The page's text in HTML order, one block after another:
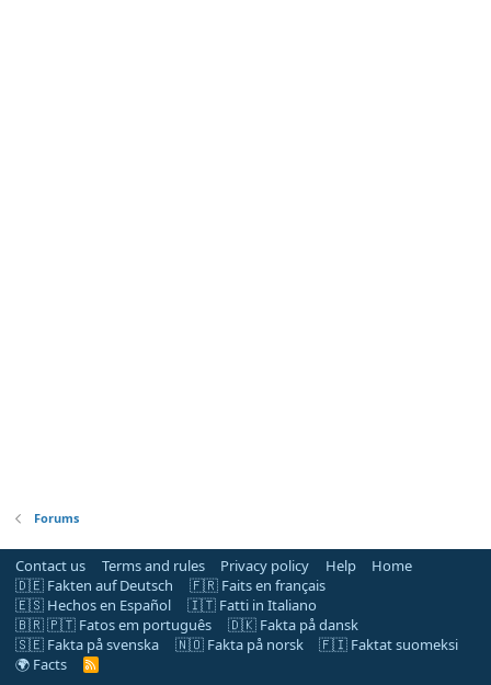
Forums
Contact us Terms and rules Privacy policy Help
Home
🇩🇪 Fakten auf Deutsch
🇫🇷 Faits en français
🇪🇸 Hechos en Español
🇮🇹 Fatti in Italiano
🇧🇷 🇵🇹 Fatos em português
🇩🇰 Fakta på dansk
🇸🇪 Fakta på svenska
🇳🇴 Fakta på norsk
🇫🇮 Faktat suomeksi
🌍 Facts
R